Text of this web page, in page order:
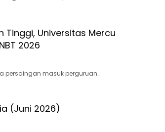
Tinggi, Universitas Mercu
2026
persaingan masuk perguruan…
(Juni 2026)